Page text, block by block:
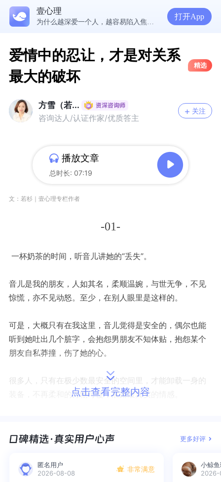
壹心理
5300万人在这里获得专业心理帮助
打开App
爱情中的忍让，才是对关系
最大的破坏
精选
方雪（若...
咨询达人/认证作家/优质答主
关注
播放文章
总时长: 07:19
文：若杉｜壹心理专栏作者
-01-
一杯奶茶的时间，听音儿讲她的“丢失”。
音儿是我的朋友，人如其名，柔顺温婉，与世无争，不见
惊慌，亦不见动怒。至少，在别人眼里是这样的。
可是，大概只有在我这里，音儿觉得是安全的，偶尔也能
听到她吐出几个脏字，会抱怨男朋友不知体贴，抱怨某个
朋友自私莽撞，伤了她的心。
很多人，只有在极少数最安全的空间里，才能卸载一身的
装备，不再柔和的万物可侵，展露最真实的情感。
我问：“丢了什么？”
音儿口中曾经的爱人，是L先生，交往5年，不久前刚刚分
点击查看完整内容
更多好评
匿名用户
2026-08-08
非常满意
小鲸